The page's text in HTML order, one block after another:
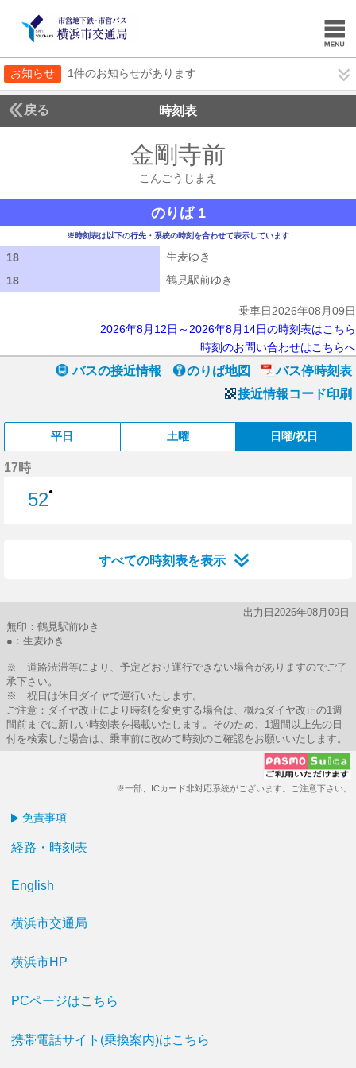
お知らせ 1件のお知らせがあります
戻る 時刻表
金剛寺前
こんごうじまえ
のりば 1
※時刻表は以下の行先・系統の時刻を合わせて表示しています
18 生麦ゆき
18
鶴見駅前ゆき
乗車日2026年08月09日
2026年8月12日～2026年8月14日の時刻表はこちら
時刻のお問い合わせはこちらへ
バスの接近情報 のりば地図
バス停時刻表
接近情報コード印刷
平日 土曜 日曜/祝日
17時
52●
すべての時刻表を表示
出力日2026年08月09日
無印：鶴見駅前ゆき
●：生麦ゆき
※ 道路渋滞等により、予定どおり運行できない場合がありますのでご了
承下さい。
※ 祝日は休日ダイヤで運行いたします。
ご注意：ダイヤ改正により時刻を変更する場合は、概ねダイヤ改正の1週
間前までに新しい時刻表を掲載いたします。そのため、1週間以上先の日
付を検索した場合は、乗車前に改めて時刻のご確認をお願いいたします。
※一部、ICカード非対応系統がございます。ご注意下さい。
免責事項
経路・時刻表
English
横浜市交通局
横浜市HP
PCページはこちら
携帯電話サイト(乗換案内)はこちら